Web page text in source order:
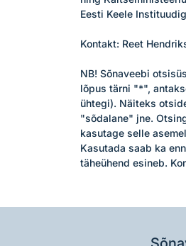
Eesti Keele
Kontakt: Reet
NB! Sõnaveebi
lõpus tärni "*",
ühtegi). Näiteks
"sõdalane" jne.
kasutage selle
Kasutada saab ka
täheühend esineb.